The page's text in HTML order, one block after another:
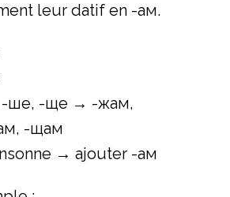
leur datif en -ам.
-ше, -ще → -жам,
-щам
→ ajouter -ам